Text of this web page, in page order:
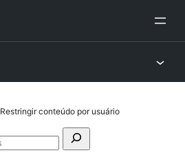
Restringir conteúdo por usuário
Pesquisar